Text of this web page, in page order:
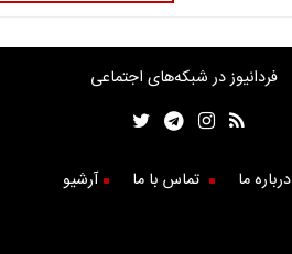
فردانیوز در شبکه‌های اجتماعی
درباره ما تماس با ما آرشیو